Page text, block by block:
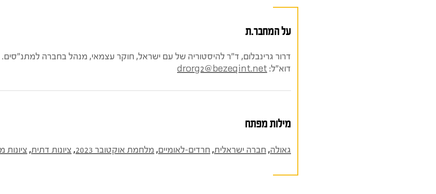
על המחבר.ת
דרור גרינבלום, ד"ר להיסטוריה של עם ישראל, חוקר עצמאי, מנהל בחברה למתנ"סים.
דוא"ל: drorg2@bezeqint.net
מילות מפתח
גאולה, חברה ישראלית, חרדים-לאומיים, מלחמת אוקטובר 2023 , ציונות דתית, ציונות